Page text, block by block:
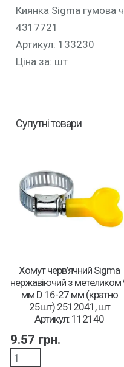
Киянка Sigma гумова
4317721
Артикул: 133230
Ціна за: шт
Супутні товари
Хомут черв’ячний Sigma
нержавіючий з метеликом
мм D 16-27 мм (кратно
25шт) 2512041, шт
Артикул: 112140
9.57 грн.